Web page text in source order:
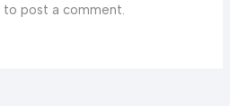
to post a comment.